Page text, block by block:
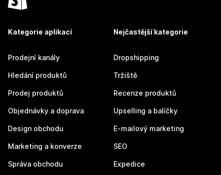
Kategorie aplikací
Prodejní kanály
Hledání produktů
Prodej produktů
Objednávky a doprava
Design obchodu
Marketing a konverze
Správa obchodu
Nejčastější kategorie
Dropshipping
Tržiště
Recenze produktů
Upselling a balíčky
E-mailový marketing
SEO
Expedice